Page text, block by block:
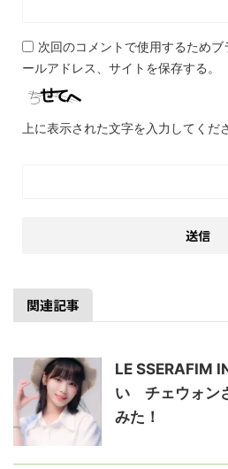
次回のコメントで使用するため
ールアドレス、サイトを保存する。
上に表示された文字を入力してくだ
関連記事
LE SSERAFIM
い チェウォン
みた！